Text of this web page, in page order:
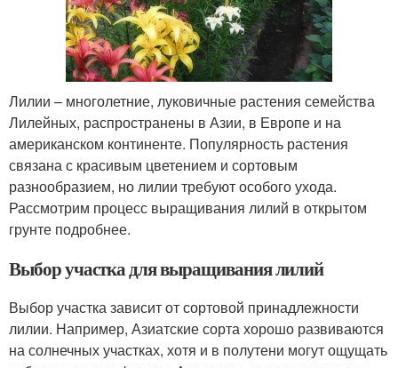
Лилии – многолетние, луковичные растения семейства
Лилейных, распространены в Азии, в Европе и на
американском континенте. Популярность растения
связана с красивым цветением и сортовым
разнообразием, но лилии требуют особого ухода.
Рассмотрим процесс выращивания лилий в открытом
грунте подробнее.
Выбор участка для выращивания лилий
Выбор участка зависит от сортовой принадлежности
лилии. Например, Азиатские сорта хорошо развиваются
на солнечных участках, хотя и в полутени могут ощущать